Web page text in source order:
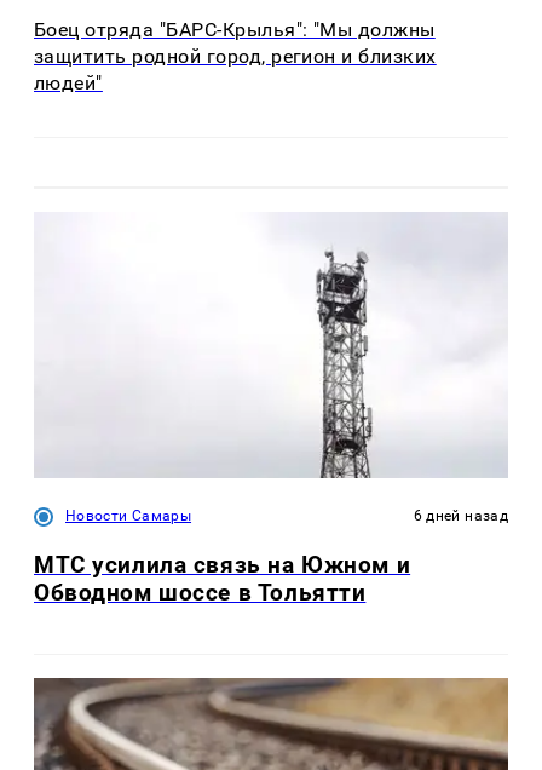
Боец отряда "БАРС-Крылья": "Мы должны
защитить родной город, регион и близких
людей"
Новости Самары 6 дней назад
МТС усилила связь на Южном и
Обводном шоссе в Тольятти